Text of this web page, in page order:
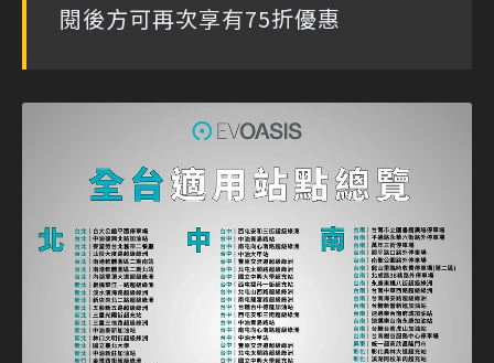
閱後方可再次享有75折優惠